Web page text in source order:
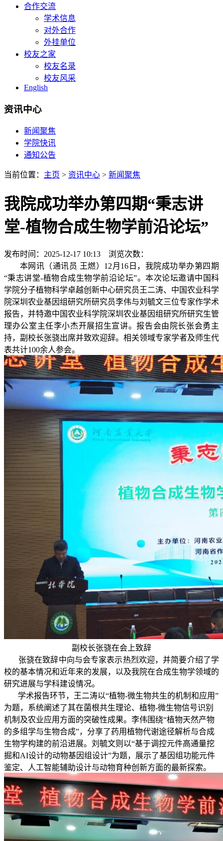
合作交流
学术信息
对外合作
外挂单位
校友之家
校友名录
校友风采
English
资讯中心
新闻聚焦
学院快讯
通知公告
当前位置： 主页 > 资讯中心 > 新闻聚焦
我院成功举办第四期“秉志讲
堂-植物合成生物学前沿论坛”
发布时间：2025-12-17 10:13 浏览次数：
本网讯（通讯员 王燃）12月16日，我院成功举办第四期
“秉志讲堂-植物合成生物学前沿论坛”。本次论坛邀请中国科
学院分子植物科学卓越创新中心研究员王二涛、中国农业科学
院深圳农业基因组研究所研究员李伟与刘毓文三位专家作学术
报告，并特邀中国农业科学院深圳农业基因组研究所研究生管
理办公室主任李小杰开展招生宣讲。报告会由院长张会勇主
持，副校长张骁出席并致欢迎辞。相关领域专家学者及师生代
表共计100余人参会。
副校长张骁在会上致辞
张骁在致辞中向与会专家表示热烈欢迎，并简要介绍了学
校的基本情况和近年来的发展，以及我院在合成生物学领域的
研究进展与学科建设情况。
学术报告环节，王二涛以“植物-微生物共生的机制和应用”
为题，系统阐述了其在菌根共生理论、植物-微生物信号识别
机制及农业应用方面的突破性成果。李伟围绕“植物天然产物
的多组学与生物合成”，分享了药用植物代谢途径解析与合成
生物学构建的前沿进展。刘毓文则以“基于调控元件高通量挖
掘和AI设计的动物基因组设计”为题，展示了基因组功能元件
鉴定、人工智能辅助设计与动物育种创新方面的最新探索。